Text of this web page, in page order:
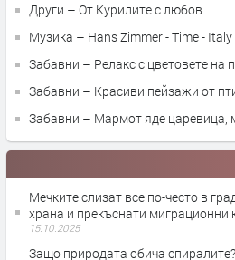
Други – От Курилите с любов
Музика – Hans Zimmer - Time - Italy
Забавни – Релакс с цветовете на
Забавни – Красиви пейзажи от
Забавни – Мармот яде царевица,
Мечките слизат все по-често в
храна и прекъснати миграционни
15.10.2025
Защо природата обича